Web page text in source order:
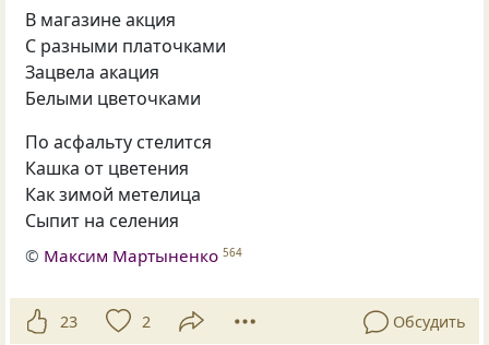
В магазине акция
С разными платочками
Зацвела акация
Белыми цветочками
По асфальту стелится
Кашка от цветения
Как зимой метелица
Сыпит на селения
© Максим Мартыненко 564
23 2 Обсудить